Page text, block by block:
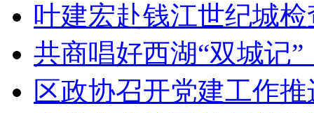
叶建宏赴钱江世纪城
共商唱好西湖“双城记
区政协召开党建工作